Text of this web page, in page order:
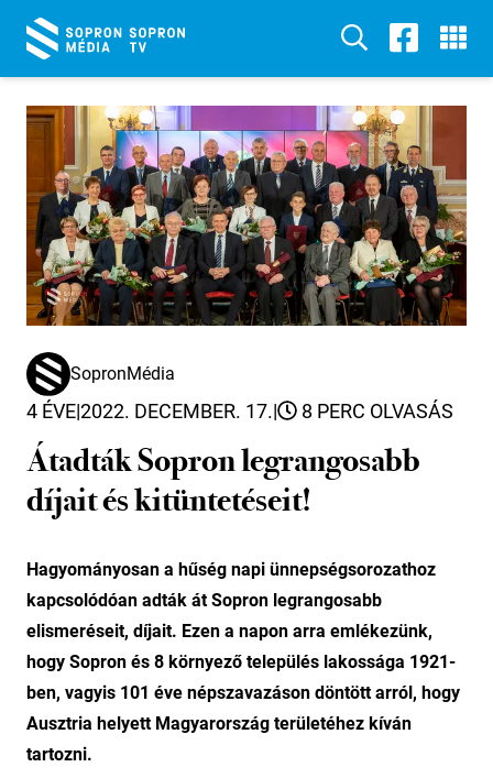
SopronMédia
4 ÉVE|2022. DECEMBER. 17.| 8 PERC OLVASÁS
Átadták Sopron legrangosabb
díjait és kitüntetéseit!
Hagyományosan a hűség napi ünnepségsorozathoz
kapcsolódóan adták át Sopron legrangosabb
elismeréseit, díjait. Ezen a napon arra emlékezünk,
hogy Sopron és 8 környező település lakossága 1921-
ben, vagyis 101 éve népszavazáson döntött arról, hogy
Ausztria helyett Magyarország területéhez kíván
tartozni.